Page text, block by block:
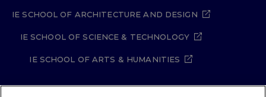
IE SCHOOL OF ARCHITECTURE AND DESIGN
IE SCHOOL OF SCIENCE & TECHNOLOGY
IE SCHOOL OF ARTS & HUMANITIES